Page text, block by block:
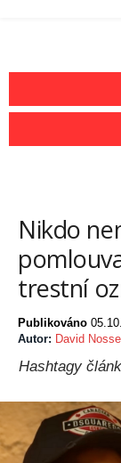
Nikdo
trestní
Publikováno
Autor: David
Hashtagy